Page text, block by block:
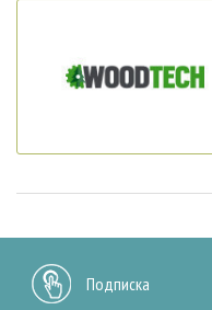
Подписка